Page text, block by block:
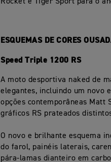
ESQUEMAS DE CORES
Speed Triple 1200 RS
A moto desportiva naked de
elegantes, incluindo um novo
opções contemporâneas Matt
gráficos RS prateados
O novo e brilhante esquema
do farol, painéis laterais,
pára-lamas dianteiro em